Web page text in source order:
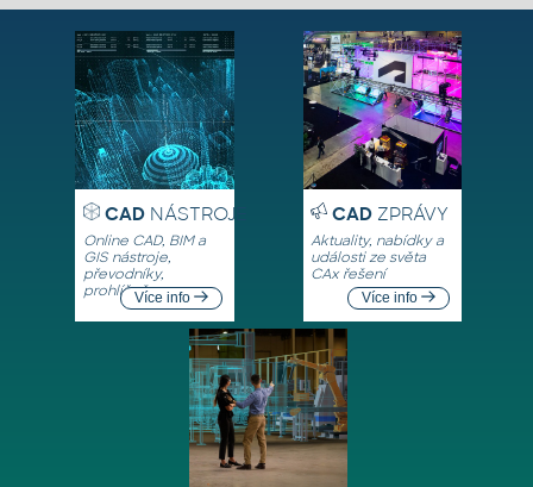
CADNÁSTROJE
Online CAD, BIM a
GIS nástroje,
převodníky,
prohlížečeVíce info
CADZPRÁVY
Aktuality, nabídky a
události ze světa
CAx řešení
Více info